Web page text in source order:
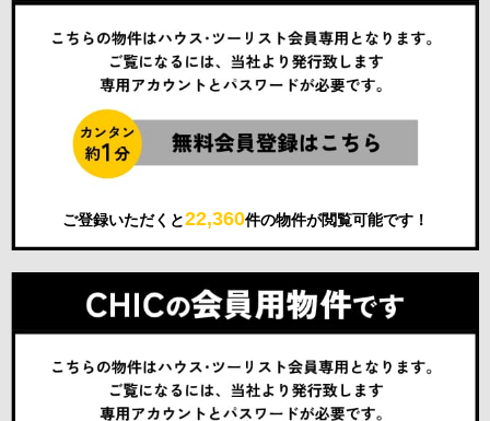
ご登録いただくと22,360件の物件が閲覧可能です！